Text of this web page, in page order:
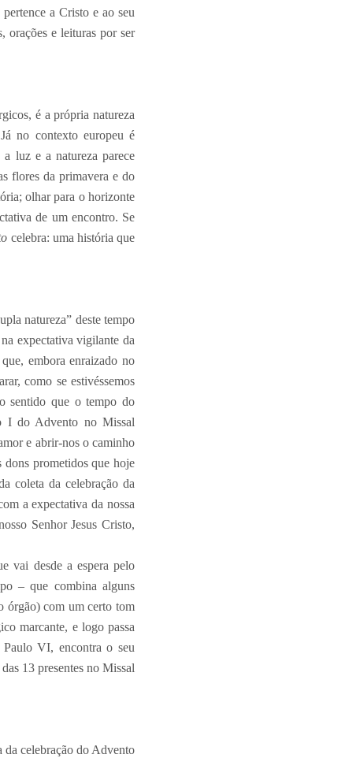
a Cristo e ao seu
orações e leituras por ser
é a própria natureza
no contexto europeu é
luz e a natureza parece
flores da primavera e do
olhar para o horizonte
de um encontro. Se
celebra: uma história que
natureza” deste tempo
expectativa vigilante da
embora enraizado no
como se estivéssemos
sentido que o tempo do
I do Advento no Missal
e abrir-nos o caminho
dons prometidos que hoje
coleta da celebração da
a expectativa da nossa
Senhor Jesus Cristo,
vai desde a espera pelo
– que combina alguns
órgão) com um certo tom
marcante, e logo passa
VI, encontra o seu
13 presentes no Missal
da celebração do Advento